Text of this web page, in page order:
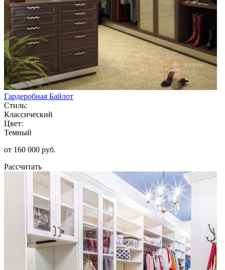
Гардеробная Байлот
Стиль:
Классический
Цвет:
Темный
от 160 000 руб.
Рассчитать